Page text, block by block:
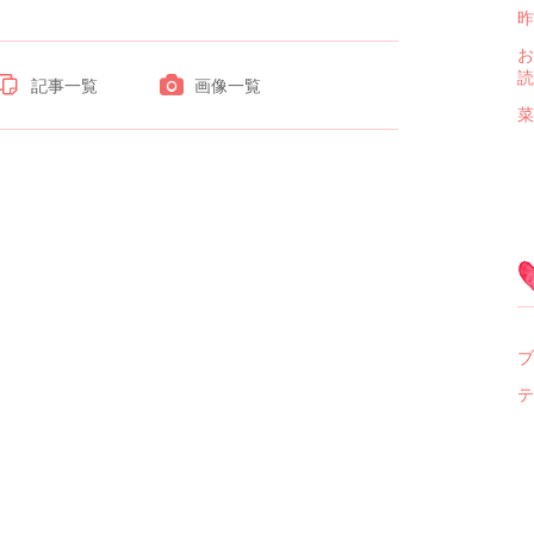
記事一覧 画像一覧